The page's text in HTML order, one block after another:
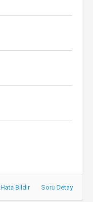
Hata Bildir Soru Detay